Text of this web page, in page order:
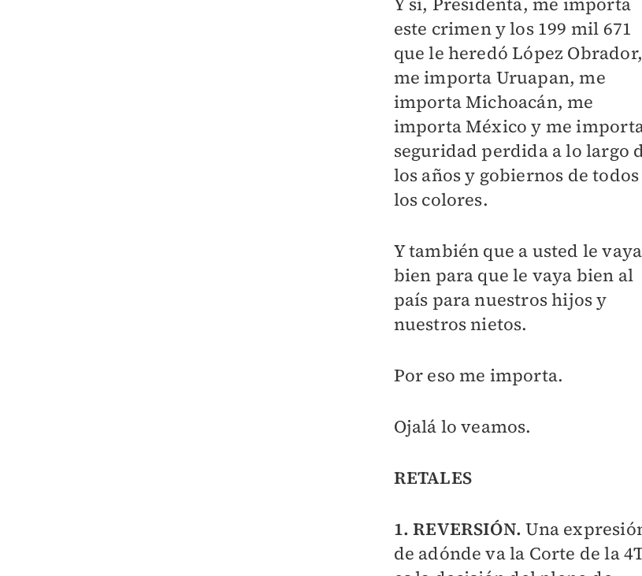
este crimen y los 199 mil 671
que le heredó López Obrador,
me importa Uruapan, me
importa Michoacán, me
importa México y me
seguridad perdida a lo largo
los años y gobiernos de todos
los colores.
Y también que a usted le vaya
bien para que le vaya bien al
país para nuestros hijos y
nuestros nietos.
Por eso me importa.
Ojalá lo veamos.
RETALES
1. REVERSIÓN. Una
de adónde va la Corte de la